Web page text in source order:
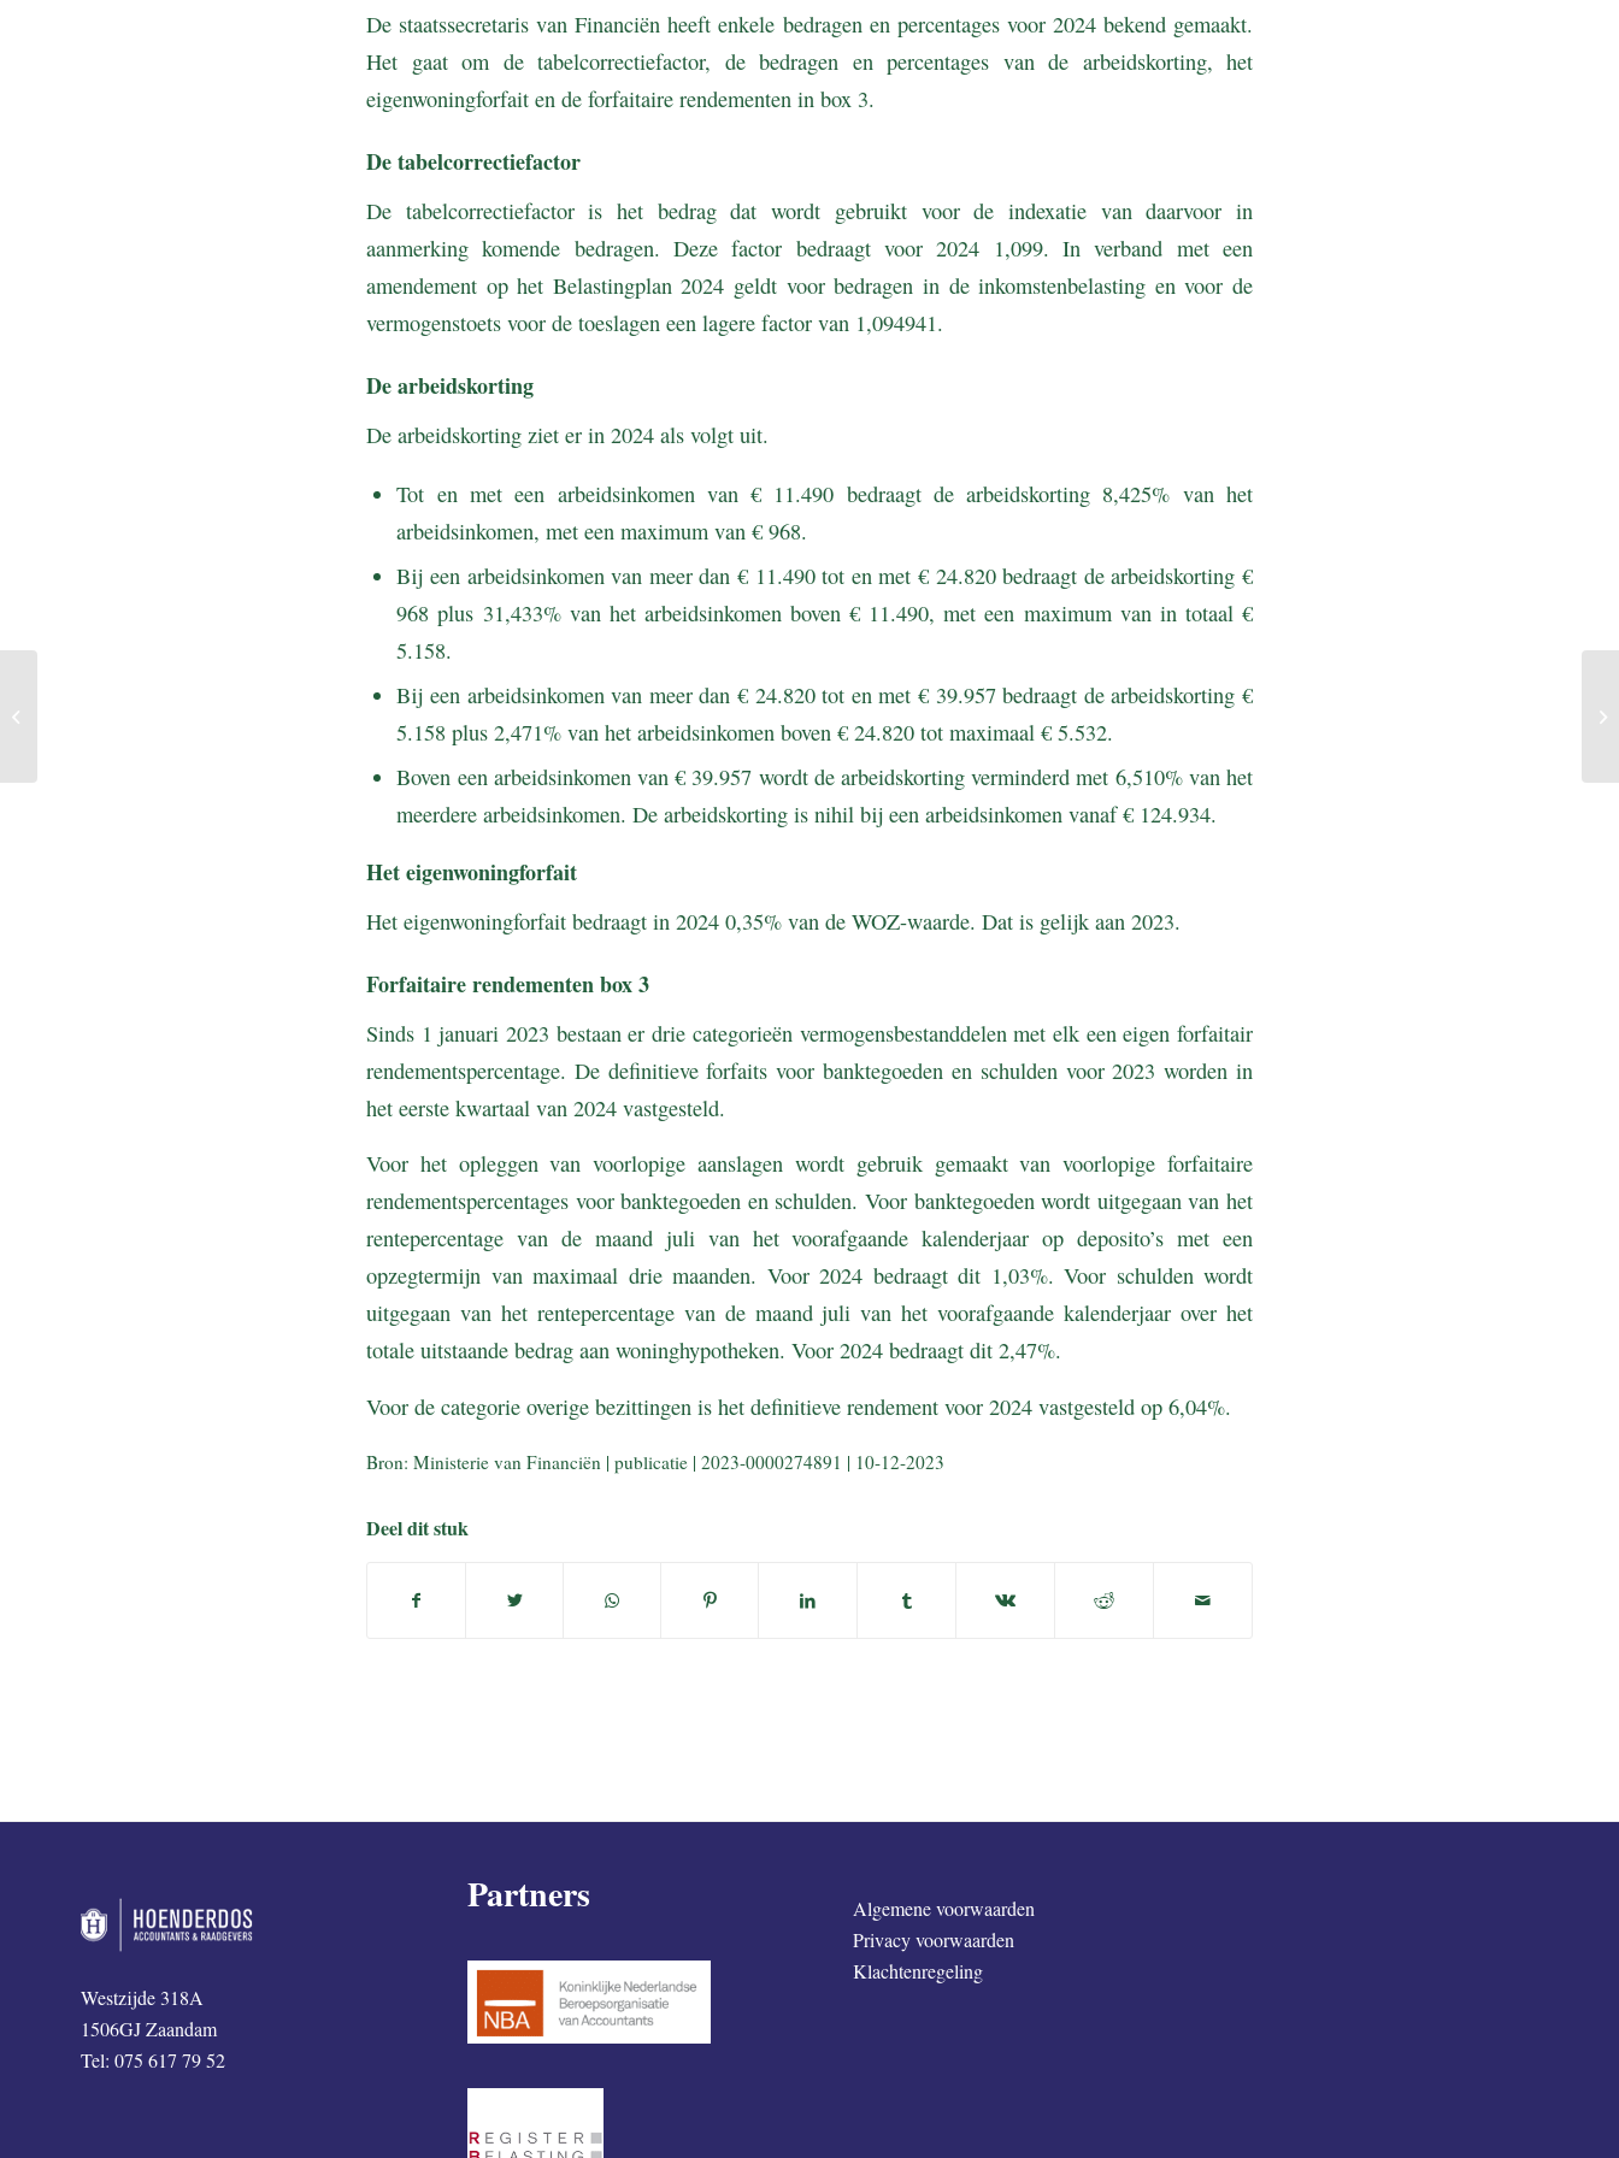
De staatssecretaris van Financiën heeft enkele bedragen en percentages voor 2024 bekend gemaakt.
Het gaat om de tabelcorrectiefactor, de bedragen en percentages van de arbeidskorting, het
eigenwoningforfait en de forfaitaire rendementen in box 3.
De tabelcorrectiefactor
De tabelcorrectiefactor is het bedrag dat wordt gebruikt voor de indexatie van daarvoor in
aanmerking komende bedragen. Deze factor bedraagt voor 2024 1,099. In verband met een
amendement op het Belastingplan 2024 geldt voor bedragen in de inkomstenbelasting en voor de
vermogenstoets voor de toeslagen een lagere factor van 1,094941.
De arbeidskorting
De arbeidskorting ziet er in 2024 als volgt uit.
Tot en met een arbeidsinkomen van € 11.490 bedraagt de arbeidskorting 8,425% van het
arbeidsinkomen, met een maximum van € 968.
Bij een arbeidsinkomen van meer dan € 11.490 tot en met € 24.820 bedraagt de arbeidskorting €
968 plus 31,433% van het arbeidsinkomen boven € 11.490, met een maximum van in totaal €
5.158.
Bij een arbeidsinkomen van meer dan € 24.820 tot en met € 39.957 bedraagt de arbeidskorting €
5.158 plus 2,471% van het arbeidsinkomen boven € 24.820 tot maximaal € 5.532.
Boven een arbeidsinkomen van € 39.957 wordt de arbeidskorting verminderd met 6,510% van het
meerdere arbeidsinkomen. De arbeidskorting is nihil bij een arbeidsinkomen vanaf € 124.934.
Het eigenwoningforfait
Het eigenwoningforfait bedraagt in 2024 0,35% van de WOZ-waarde. Dat is gelijk aan 2023.
Forfaitaire rendementen box 3
Sinds 1 januari 2023 bestaan er drie categorieën vermogensbestanddelen met elk een eigen forfaitair
rendementspercentage. De definitieve forfaits voor banktegoeden en schulden voor 2023 worden in
het eerste kwartaal van 2024 vastgesteld.
Voor het opleggen van voorlopige aanslagen wordt gebruik gemaakt van voorlopige forfaitaire
rendementspercentages voor banktegoeden en schulden. Voor banktegoeden wordt uitgegaan van het
rentepercentage van de maand juli van het voorafgaande kalenderjaar op deposito’s met een
opzegtermijn van maximaal drie maanden. Voor 2024 bedraagt dit 1,03%. Voor schulden wordt
uitgegaan van het rentepercentage van de maand juli van het voorafgaande kalenderjaar over het
totale uitstaande bedrag aan woninghypotheken. Voor 2024 bedraagt dit 2,47%.
Voor de categorie overige bezittingen is het definitieve rendement voor 2024 vastgesteld op 6,04%.
Bron: Ministerie van Financiën | publicatie | 2023-0000274891 | 10-12-2023
Deel dit stuk
Westzijde 318A
1506GJ Zaandam
Tel: 075 617 79 52
Partners
Algemene voorwaarden
Privacy voorwaarden
Klachtenregeling